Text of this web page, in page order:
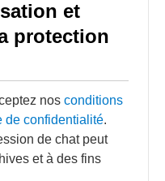
et
protection
nos conditions
de confidentialité.
de chat peut
et à des fins